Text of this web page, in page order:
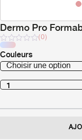
Dermo Pro
Note
sur
5
(0)
Couleurs